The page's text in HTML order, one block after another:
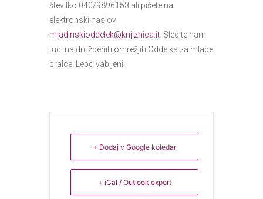
številko 040/9896153 ali pišete na
elektronski naslov
mladinskioddelek@knjiznica.it . Sledite nam
tudi na družbenih omrežjih Oddelka za mlade
bralce. Lepo vabljeni!
+ Dodaj v Google koledar
+ iCal / Outlook export